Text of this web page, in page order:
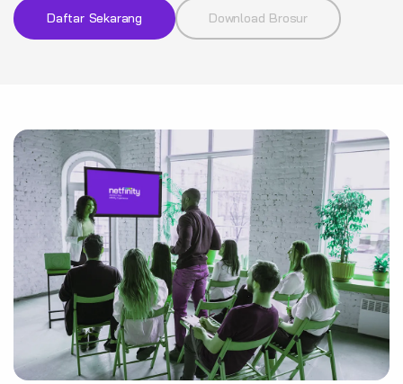
Daftar Sekarang Download Brosur